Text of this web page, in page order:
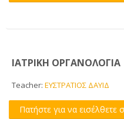
ΙΑΤΡΙΚΗ ΟΡΓΑΝΟΛΟΓΙΑ
Teacher: ΕΥΣΤΡΑΤΙΟΣ ΔΑΥΙΔ
Πατήστε για να